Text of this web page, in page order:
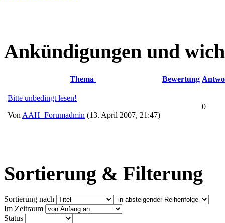
Ankündigungen und
Thema Bewertung
Bitte unbedingt lesen!
Von AAH_Forumadmin (13. April 2007, 21:47)
0
Sortierung & Filterung
Sortierung nach
Im Zeitraum
Status